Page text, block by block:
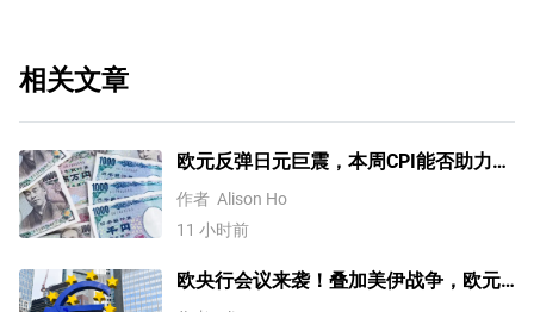
相关文章
欧元反弹日元巨震，本周CPI能否助力美
元？【外汇周报】
作者 Alison Ho
11 小时前
欧央行会议来袭！叠加美伊战争，欧元